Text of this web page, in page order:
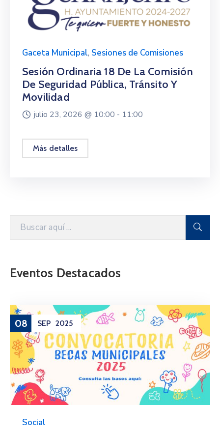
Gaceta Municipal, Sesiones de Comisiones
Sesión Ordinaria 18 De La Comisión
De Seguridad Pública, Tránsito Y
Movilidad
julio 23, 2026 @ 10:00 - 11:00
Más detalles
Eventos Destacados
08 SEP 2025
Social